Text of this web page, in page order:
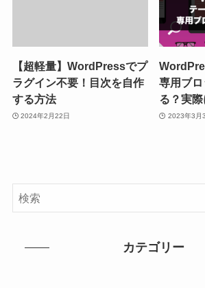
【超軽量】WordPressでプ
ラグイン不要！目次を自作
する方法
2024年2月22日
専用ブ
る？実
2023年3月
カテゴリー